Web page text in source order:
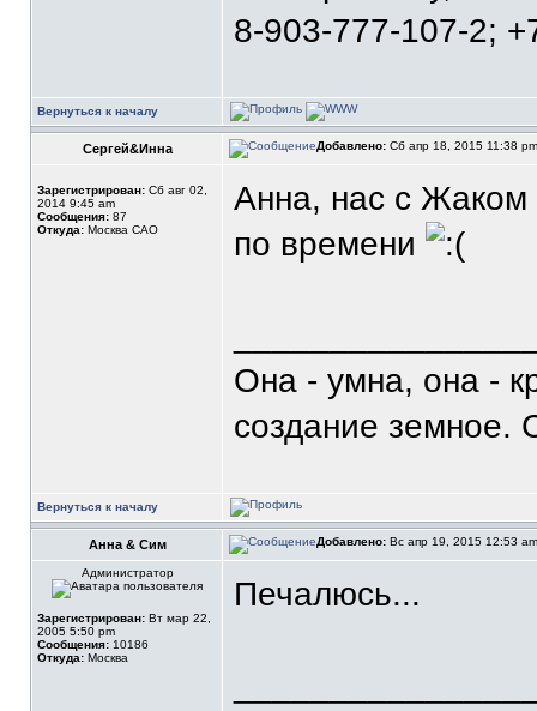
8-903-777-107-2;
Вернуться к началу
Сергей&Инна Добавлено: Сб апр 18, 2015 11:38
Зарегистрирован: Сб авг 02,
2014 9:45 am
Сообщения: 87
Откуда: Москва САО
Анна, нас с Жаком
по времени
Она - умна, она -
создание земное.
Вернуться к началу
Анна & Сим Добавлено: Вс апр 19, 2015 12:53
Администратор
Зарегистрирован: Вт мар 22,
2005 5:50 pm
Сообщения: 10186
Откуда: Москва
Печалюсь...